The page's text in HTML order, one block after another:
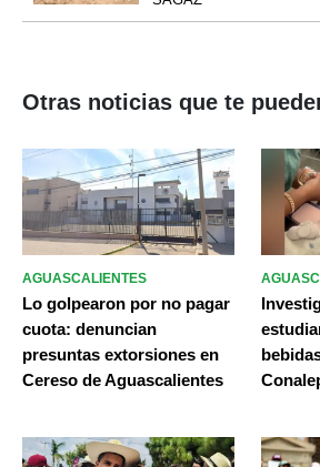
Otras noticias que te
AGUASCALIENTES
Lo golpearon por no pagar
cuota: denuncian
presuntas extorsiones en
Cereso de Aguascalientes